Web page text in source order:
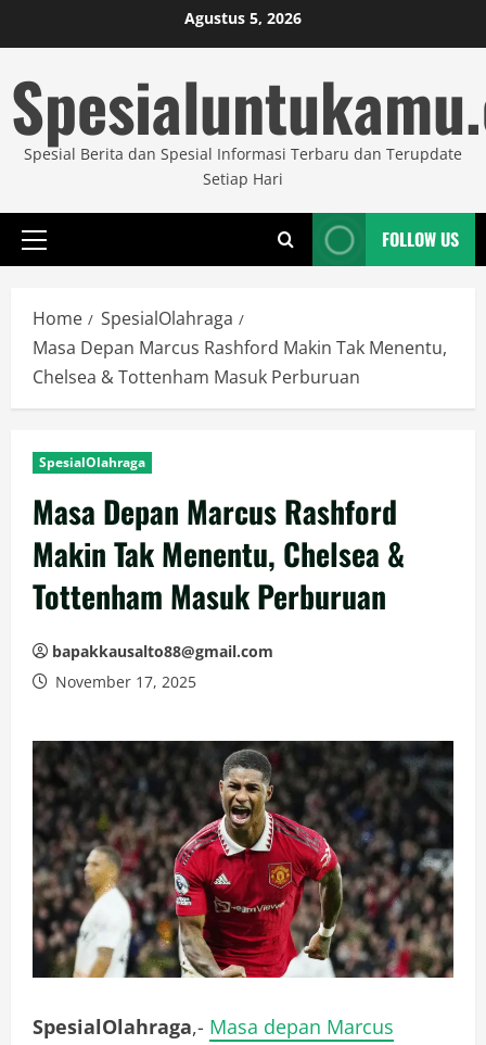
to
Agustus 5, 2026
Spesial Berita dan Spesial Informasi Terbaru dan Terupdate
Setiap Hari
Primary
FOLLOW US
Home
SpesialOlahraga
Masa Depan Marcus Rashford Makin Tak Menentu,
Chelsea & Tottenham Masuk Perburuan
SpesialOlahraga
Masa Depan Marcus Rashford
Makin Tak Menentu, Chelsea &
Tottenham Masuk Perburuan
bapakkausalto88@gmail.com
November 17, 2025
SpesialOlahraga,- Masa depan Marcus